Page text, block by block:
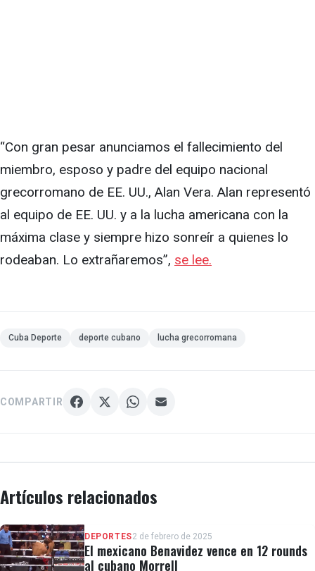
“Con gran pesar anunciamos el fallecimiento del
miembro, esposo y padre del equipo nacional
grecorromano de EE. UU., Alan Vera. Alan representó
al equipo de EE. UU. y a la lucha americana con la
máxima clase y siempre hizo sonreír a quienes lo
rodeaban. Lo extrañaremos”, se lee.
Cuba Deporte deporte cubano lucha grecorromana
COMPARTIR
Artículos relacionados
DEPORTES2 de febrero de 2025
El mexicano Benavidez vence en 12 rounds
al cubano Morrell